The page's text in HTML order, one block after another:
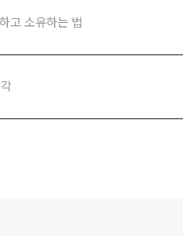
고 소유하는 법